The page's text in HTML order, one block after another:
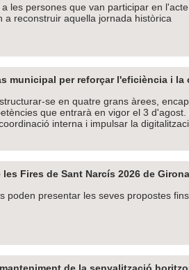
les persones que van participar en
reconstruir aquella jornada històrica
municipal per reforçar l'eficiència i
se en quatre grans àrees,
que entrarà en vigor el 3
interna i impulsar la
Fires de Sant Narcís 2026 de Girona
poden presentar les seves propostes
de la senyalització